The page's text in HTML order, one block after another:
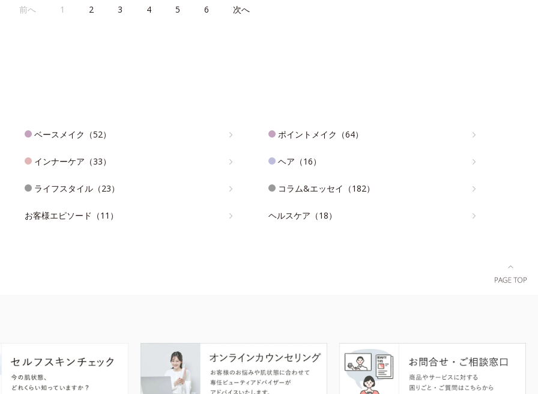
前へ 1 2 3 4 5 6 次へ
ベースメイク（52） ポイントメイク（64）
インナーケア（33） ヘア（16）
ライフスタイル（23） コラム&エッセイ（182）
お客様エピソード（11） ヘルスケア（18）